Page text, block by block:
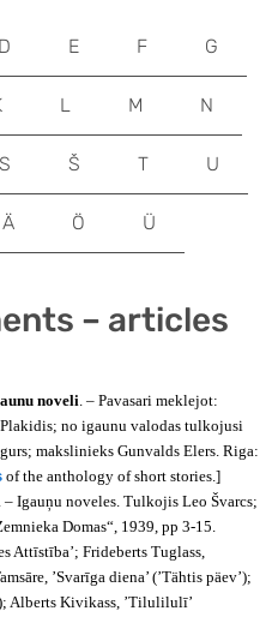
– articles
noveli. – Pavasari meklejot:
no igaunu valodas tulkojusi
makslinieks Gunvalds Elers. Riga:
of the anthology of short stories.]
. – Igauņu noveles. Tulkojis Leo Švarcs;
Domas“, 1939, pp 3-15.
Attīstība’; Frideberts Tuglass,
’Svarīga diena’ (’Tähtis päev’);
Alberts Kivikass, ’Tilulilulī’
D E F G
L M N
S Š T U
Ä Ö Ü